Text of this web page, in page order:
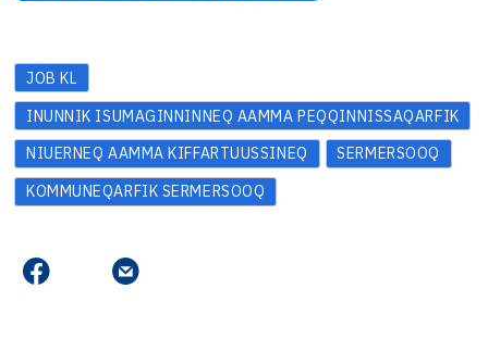
JOB KL
INUNNIK ISUMAGINNINNEQ AAMMA PEQQINNISSAQARFIK
NIUERNEQ AAMMA KIFFARTUUSSINEQ
SERMERSOOQ
KOMMUNEQARFIK SERMERSOOQ